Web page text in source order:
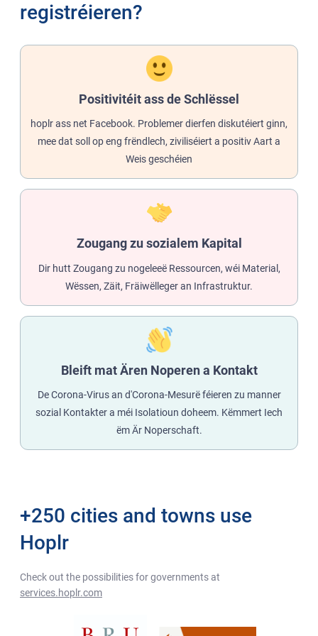
registréieren?
Positivitéit ass de Schlëssel
hoplr ass net Facebook. Problemer dierfen diskutéiert ginn,
mee dat soll op eng frëndlech, ziviliséiert a positiv Aart a
Weis geschéien
Zougang zu sozialem Kapital
Dir hutt Zougang zu nogeleeë Ressourcen, wéi Material,
Wëssen, Zäit, Fräiwëlleger an Infrastruktur.
Bleift mat Ären Noperen a Kontakt
De Corona-Virus an d'Corona-Mesurë féieren zu manner
sozial Kontakter a méi Isolatioun doheem. Këmmert Iech
ëm Är Noperschaft.
+250 cities and towns use
Hoplr
Check out the possibilities for governments at
services.hoplr.com